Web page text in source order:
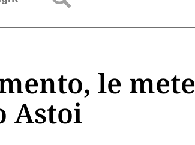
le mete
Astoi